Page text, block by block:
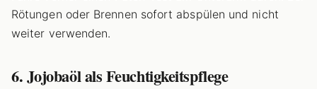
Rötungen oder Brennen sofort abspülen und nicht
weiter verwenden.
6. Jojobaöl als Feuchtigkeitspflege